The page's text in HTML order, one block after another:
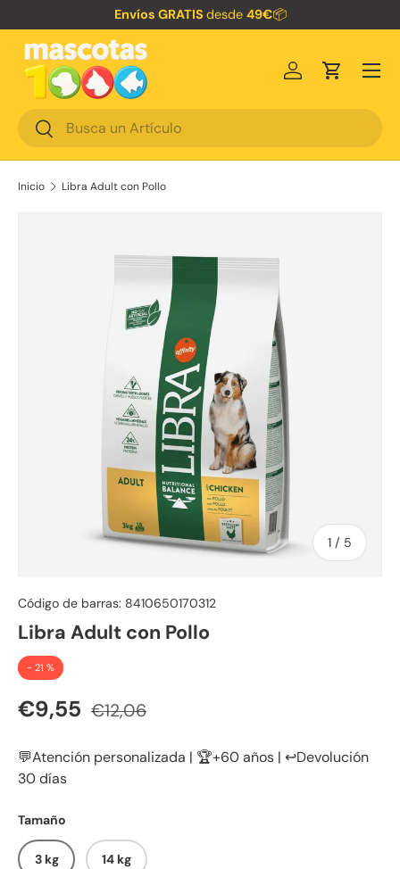
Envíos GRATIS desde 49€📦
Buscar
Buscar
Iniciar sesión
Carrito
Menú
Inicio Libra Adult con Pollo
1 / de
5
Código de barras: 8410650170312
Libra Adult con Pollo
- 21 %
Precio de venta
€9,55 Precio normal
€12,06
💬Atención personalizada | 🏆+60 años | ↩️Devolución
30 días
Tamaño
3 kg 14 kg